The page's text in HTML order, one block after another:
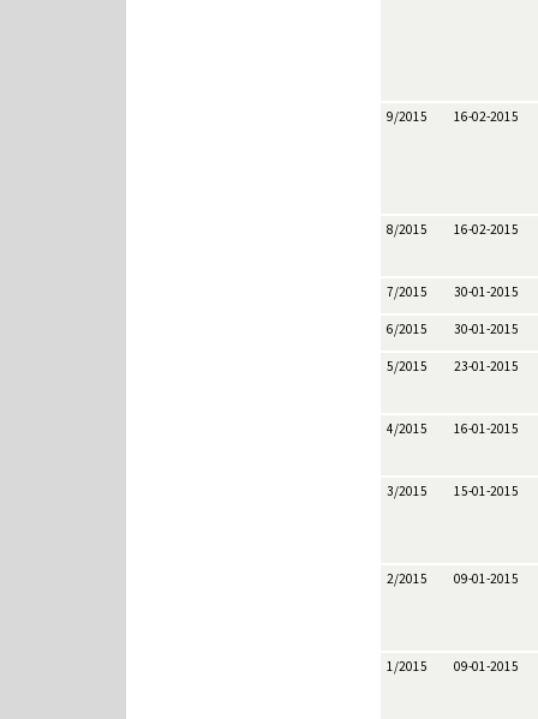
9/2015 16-02-2015
8/2015 16-02-2015
7/2015 30-01-2015
6/2015 30-01-2015
5/2015 23-01-2015
4/2015 16-01-2015
3/2015 15-01-2015
2/2015 09-01-2015
1/2015 09-01-2015